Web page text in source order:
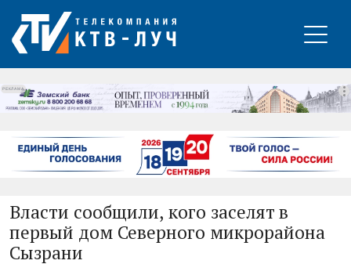
РЕКЛАМА
Власти сообщили, кого заселят в
первый дом Северного микрорайона
Сызрани